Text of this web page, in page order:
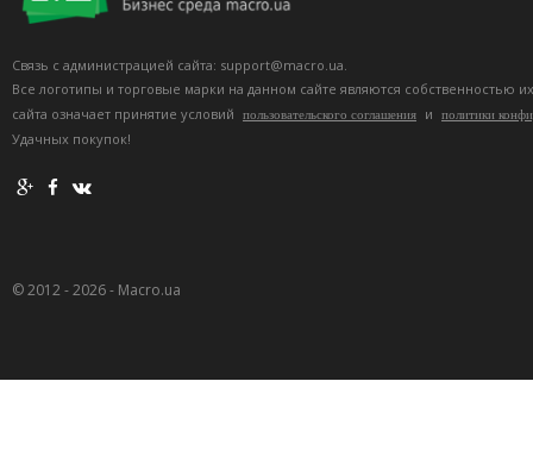
Связь с администрацией сайта: support@macro.ua.
Все логотипы и торговые марки на данном сайте являются собственностью
сайта означает принятие условий
пользовательского соглашения и политики
Удачных покупок!
© 2012 - 2026 - Macro.ua